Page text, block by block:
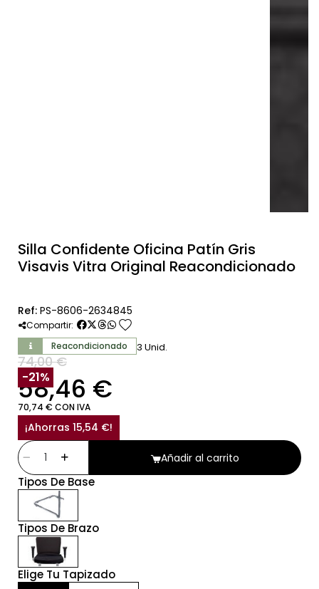
Silla Confidente Oficina Patín Gris
Visavis Vitra Original Reacondicionado
Ref: PS-8606-2634845
Compartir: favorite
Reacondicionado 3 Unid.
74,00 €
SIN IVA
58,46 €
70,74 € CON IVA
¡Ahorras 15,54 €!
-21%
Añadir al carrito
Tipos De Base
Tipos De Brazo
Elige Tu Tapizado